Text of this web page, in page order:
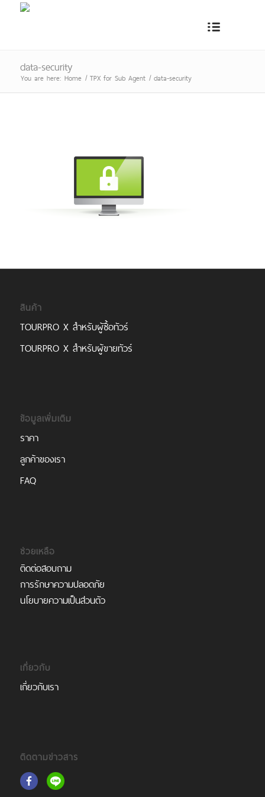
data-security
You are here: Home / TPX for Sub Agent / data-security
สินค้า
TOURPRO X สำหรับผู้ซื้อทัวร์
TOURPRO X สำหรับผู้ขายทัวร์
ข้อมูลเพิ่มเติม
ราคา
ลูกค้าของเรา
FAQ
ช่วยเหลือ
ติดต่อสอบถาม
การรักษาความปลอดภัย
นโยบายความเป็นส่วนตัว
เกี่ยวกับ
เกี่ยวกับเรา
ติดตามข่าวสาร